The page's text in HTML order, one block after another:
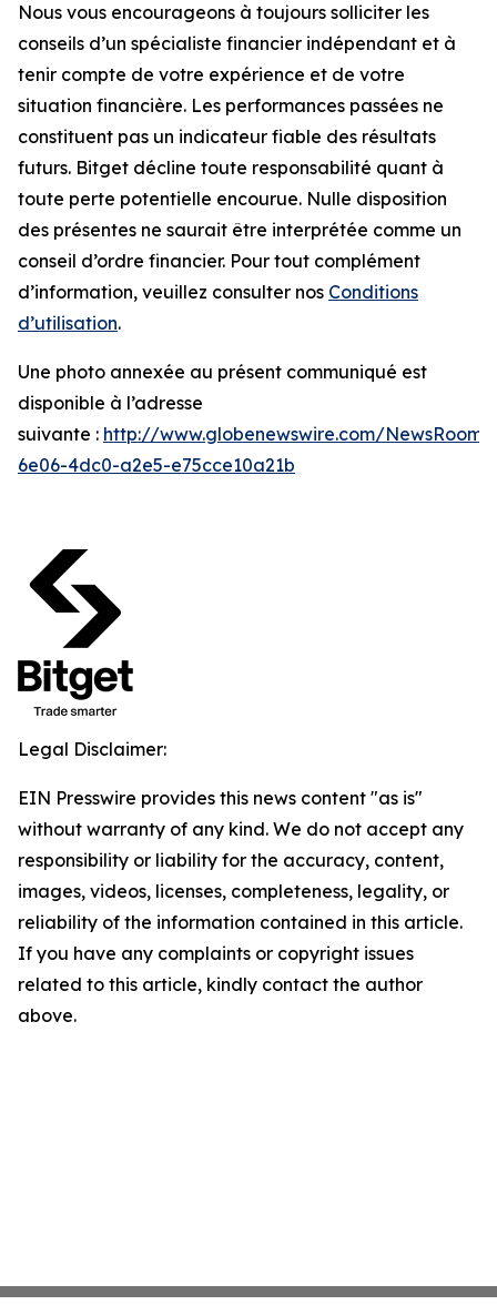
Nous vous encourageons à toujours solliciter les
conseils d’un spécialiste financier indépendant et à
tenir compte de votre expérience et de votre
situation financière. Les performances passées ne
constituent pas un indicateur fiable des résultats
futurs. Bitget décline toute responsabilité quant à
toute perte potentielle encourue. Nulle disposition
des présentes ne saurait être interprétée comme un
conseil d’ordre financier. Pour tout complément
d’information, veuillez consulter nos Conditions
d’utilisation.
Une photo annexée au présent communiqué est
disponible à l’adresse
suivante : http://www.globenewswire.com/
6e06-4dc0-a2e5-e75cce10a21b
Legal Disclaimer:
EIN Presswire provides this news content "as is"
without warranty of any kind. We do not accept any
responsibility or liability for the accuracy, content,
images, videos, licenses, completeness, legality, or
reliability of the information contained in this article.
If you have any complaints or copyright issues
related to this article, kindly contact the author
above.